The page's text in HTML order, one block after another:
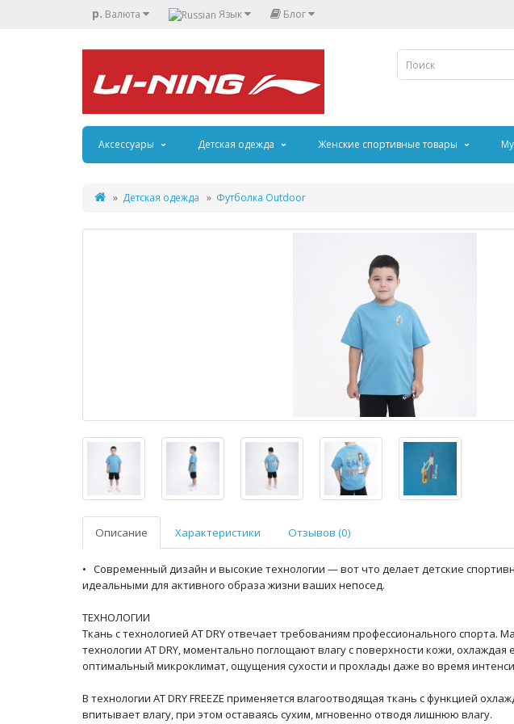
р. Валюта Язык Блог
Аксессуары Детская одежда Женские спортивные товары
Детская одежда Футболка Outdoor
Описание Характеристики Отзывов (0)
• Современный дизайн и высокие технологии — вот что делает детские
идеальными для активного образа жизни ваших непосед.
ТЕХНОЛОГИИ
Ткань с технологией AT DRY отвечает требованиям профессионального спорта.
технологии AT DRY, моментально поглощают влагу с поверхности кожи, охлаждая
оптимальный микроклимат, ощущения сухости и прохлады даже во время
В технологии AT DRY FREEZE применяется влагоотводящая ткань с функцией
впитывает влагу, при этом оставаясь сухим, мгновенно отводя лишнюю влагу.